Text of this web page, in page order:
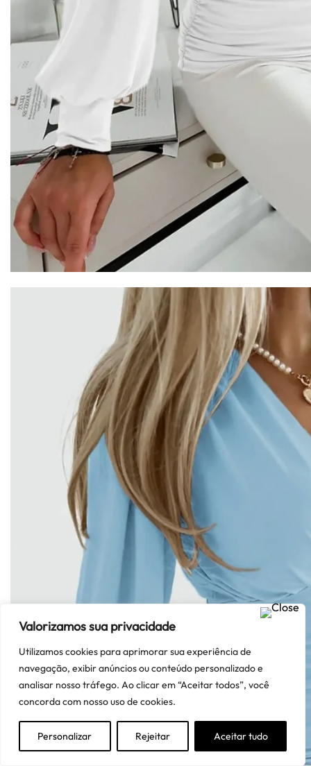
Valorizamos sua privacidade
Utilizamos cookies para aprimorar sua experiência de
navegação, exibir anúncios ou conteúdo personalizado e
analisar nosso tráfego. Ao clicar em “Aceitar todos”, você
concorda com nosso uso de cookies.
Personalizar Rejeitar Aceitar tudo
Precisa de ajuda?